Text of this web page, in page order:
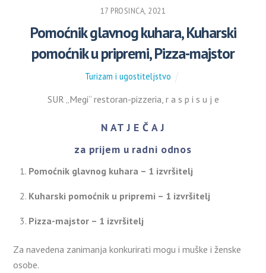
17 PROSINCA, 2021
Pomoćnik glavnog kuhara, Kuharski
pomoćnik u pripremi, Pizza-majstor
Turizam i ugostiteljstvo
SUR „Megi“ restoran-pizzeria, r a s p i s u j e
N AT J E Č A J
za prijem u radni odnos
Pomoćnik glavnog kuhara – 1 izvršitelj
Kuharski pomoćnik u pripremi – 1 izvršitelj
Pizza-majstor – 1 izvršitelj
Za navedena zanimanja konkurirati mogu i muške i ženske
osobe.